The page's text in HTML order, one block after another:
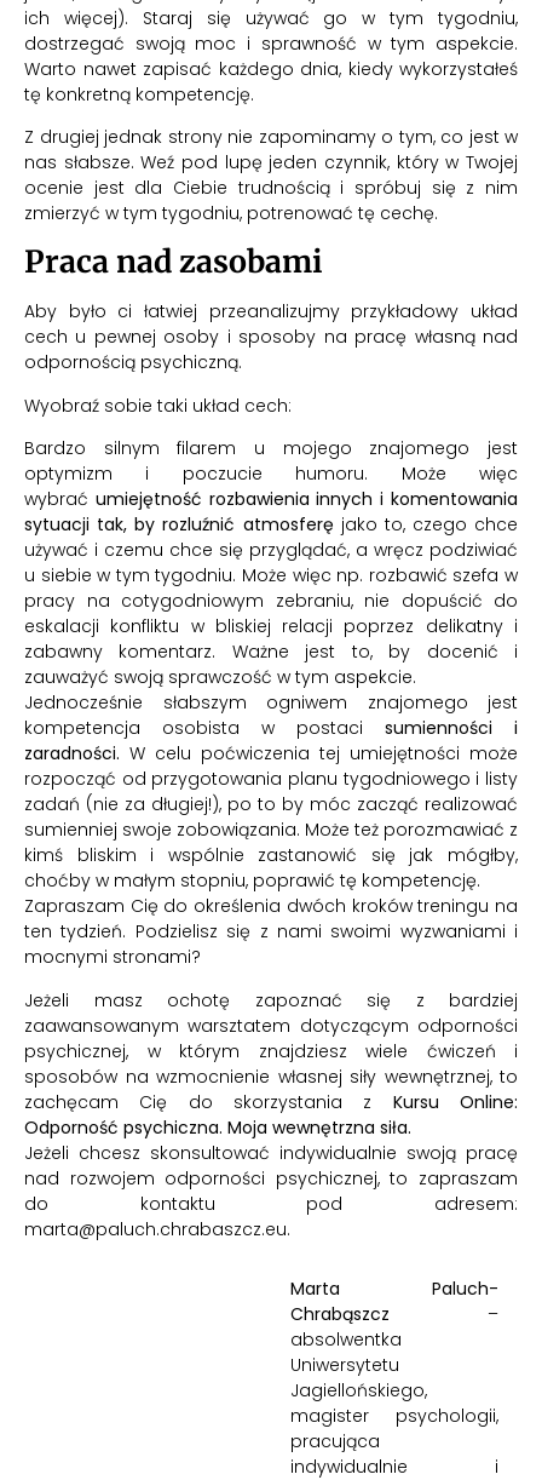
ich więcej). Staraj się używać go w tym tygodniu,
dostrzegać swoją moc i sprawność w tym aspekcie.
Warto nawet zapisać każdego dnia, kiedy wykorzystałeś
tę konkretną kompetencję.
Z drugiej jednak strony nie zapominamy o tym, co jest w
nas słabsze. Weź pod lupę jeden czynnik, który w Twojej
ocenie jest dla Ciebie trudnością i spróbuj się z nim
zmierzyć w tym tygodniu, potrenować tę cechę.
Praca nad zasobami
Aby było ci łatwiej przeanalizujmy przykładowy układ
cech u pewnej osoby i sposoby na pracę własną nad
odpornością psychiczną.
Wyobraź sobie taki układ cech:
Bardzo silnym filarem u mojego znajomego jest
optymizm i poczucie humoru. Może więc
wybrać umiejętność rozbawienia innych i komentowania
sytuacji tak, by rozluźnić atmosferę jako to, czego chce
używać i czemu chce się przyglądać, a wręcz podziwiać
u siebie w tym tygodniu. Może więc np. rozbawić szefa w
pracy na cotygodniowym zebraniu, nie dopuścić do
eskalacji konfliktu w bliskiej relacji poprzez delikatny i
zabawny komentarz. Ważne jest to, by docenić i
zauważyć swoją sprawczość w tym aspekcie.
Jednocześnie słabszym ogniwem znajomego jest
kompetencja osobista w postaci sumienności i
zaradności. W celu poćwiczenia tej umiejętności może
rozpocząć od przygotowania planu tygodniowego i listy
zadań (nie za długiej!), po to by móc zacząć realizować
sumienniej swoje zobowiązania. Może też porozmawiać z
kimś bliskim i wspólnie zastanowić się jak mógłby,
choćby w małym stopniu, poprawić tę kompetencję.
Zapraszam Cię do określenia dwóch kroków treningu na
ten tydzień. Podzielisz się z nami swoimi wyzwaniami i
mocnymi stronami?
Jeżeli masz ochotę zapoznać się z bardziej
zaawansowanym warsztatem dotyczącym odporności
psychicznej, w którym znajdziesz wiele ćwiczeń i
sposobów na wzmocnienie własnej siły wewnętrznej, to
zachęcam Cię do skorzystania z Kursu Online:
Odporność psychiczna. Moja wewnętrzna siła.
Jeżeli chcesz skonsultować indywidualnie swoją pracę
nad rozwojem odporności psychicznej, to zapraszam
do kontaktu pod adresem:
marta@paluch.chrabaszcz.eu.
Marta Paluch-
Chrabąszcz –
absolwentka
Uniwersytetu
Jagiellońskiego,
magister psychologii,
pracująca
indywidualnie i